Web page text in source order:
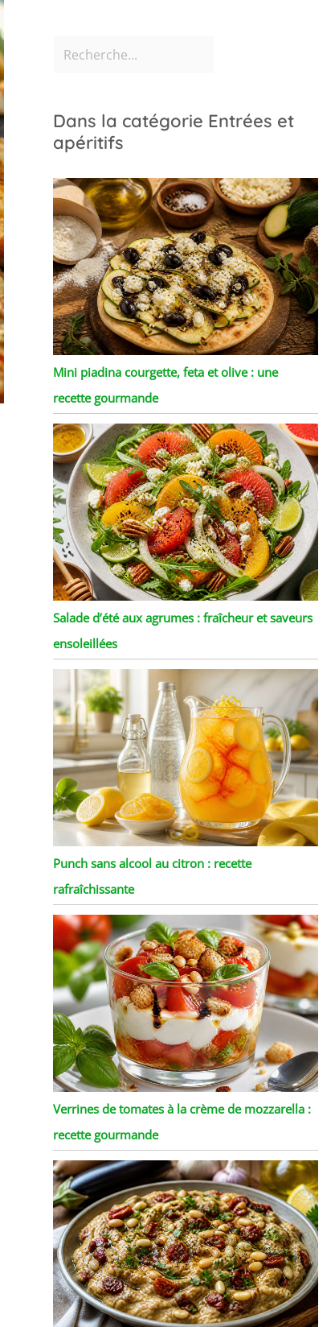
Dans la catégorie Entrées et
apéritifs
Mini piadina courgette, feta et olive : une
recette gourmande
Salade d’été aux agrumes : fraîcheur et saveurs
ensoleillées
Punch sans alcool au citron : recette
rafraîchissante
Verrines de tomates à la crème de mozzarella :
recette gourmande